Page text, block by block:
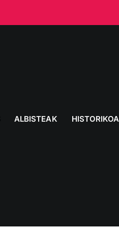
ALBISTEAK HISTORIKOA